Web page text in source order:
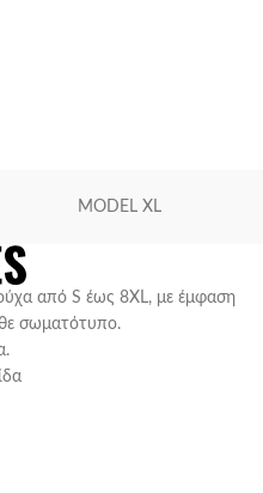
MODEL XL
από S έως 8XL, με έμφαση
σωματότυπο.